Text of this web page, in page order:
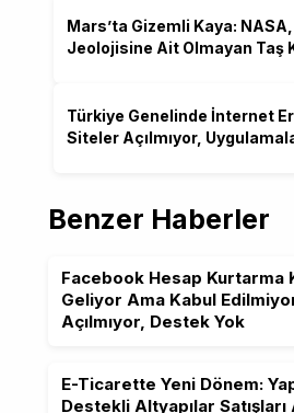
Mars’ta Gizemli Kaya:
Jeolojisine Ait Olmayan Taş
Türkiye Genelinde İnternet
Siteler Açılmıyor,
Benzer Haberler
Facebook Hesap Kurtarma
Geliyor Ama Kabul
Açılmıyor, Destek Yok
E-Ticarette Yeni Dönem:
Destekli Altyapılar Satışları